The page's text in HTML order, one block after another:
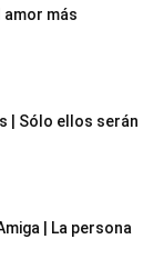
amor más
| Sólo ellos serán
| La persona